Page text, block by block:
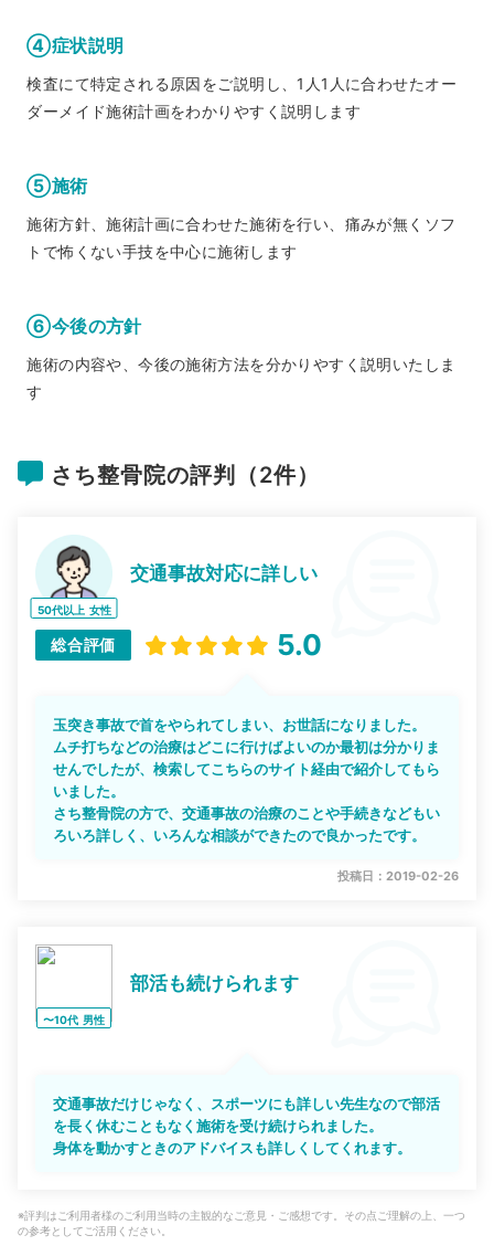
④症状説明
検査にて特定される原因をご説明し、1人1人に合わせたオー
ダーメイド施術計画をわかりやすく説明します
⑤施術
施術方針、施術計画に合わせた施術を行い、痛みが無くソフ
トで怖くない手技を中心に施術します
⑥今後の方針
施術の内容や、今後の施術方法を分かりやすく説明いたしま
す
さち整骨院の評判（2件）
50代以上 女性
交通事故対応に詳しい
総合評価 5.0
玉突き事故で首をやられてしまい、お世話になりました。
ムチ打ちなどの治療はどこに行けばよいのか最初は分かりま
せんでしたが、検索してこちらのサイト経由で紹介してもら
いました。
さち整骨院の方で、交通事故の治療のことや手続きなどもい
ろいろ詳しく、いろんな相談ができたので良かったです。
投稿日：2019-02-26
〜10代 男性
部活も続けられます
交通事故だけじゃなく、スポーツにも詳しい先生なので部活
を長く休むこともなく施術を受け続けられました。
身体を動かすときのアドバイスも詳しくしてくれます。
※評判はご利用者様のご利用当時の主観的なご意見・ご感想です。その点ご理解の上、一つ
の参考としてご活用ください。